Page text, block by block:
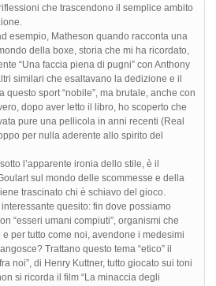
che trascendono il semplice ambito
esempio, Matheson quando racconta una
della boxe, storia che mi ha ricordato,
“Una faccia piena di pugni” con Anthony
similari che esaltavano la dedizione e il
questo sport “nobile”, ma brutale, anche con
dopo aver letto il libro, ho scoperto che
pure una pellicola in anni recenti (Real
per nulla aderente allo spirito del
l’apparente ironia dello stile, è il
sul mondo delle scommesse e della
trascinato chi è schiavo del gioco.
quesito: fin dove possiamo
“esseri umani compiuti”, organismi che
per tutto come noi, avendone i medesimi
Trattano questo tema “etico” il
noi”, di Henry Kuttner, tutto giocato sui toni
si ricorda il film “La minaccia degli